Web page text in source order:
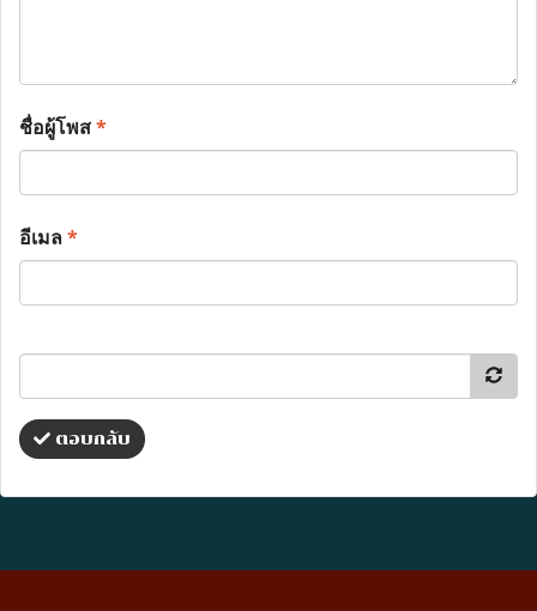
ชื่อผู้โพส*
อีเมล*
ตอบกลับ